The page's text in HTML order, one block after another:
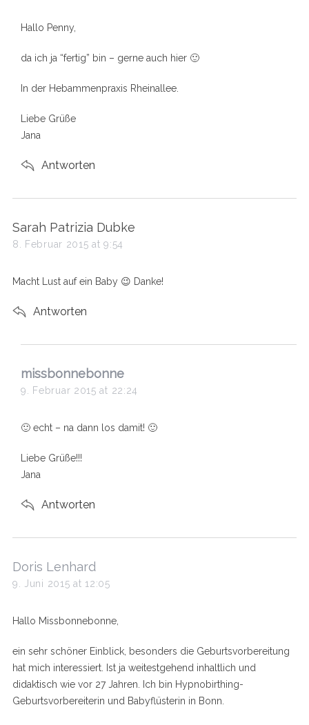
s
Hallo Penny,
da ich ja “fertig” bin – gerne auch hier 🙂
In der Hebammenpraxis Rheinallee.
Liebe Grüße
Jana
Antworten
s
a
s
Sarah Patrizia Dubke
8. Februar 2015 at 9:54
Macht Lust auf ein Baby 😉 Danke!
Antworten
s
a
s
missbonnebonne
9. Februar 2015 at 22:24
🙂 echt – na dann los damit! 🙂
Liebe Grüße!!!
Jana
Antworten
s
a
s
Doris Lenhard
9. Juni 2015 at 12:05
Hallo Missbonnebonne,
ein sehr schöner Einblick, besonders die Geburtsvorbereitung
hat mich interessiert. Ist ja weitestgehend inhaltlich und
didaktisch wie vor 27 Jahren. Ich bin Hypnobirthing-
Geburtsvorbereiterin und Babyflüsterin in Bonn.